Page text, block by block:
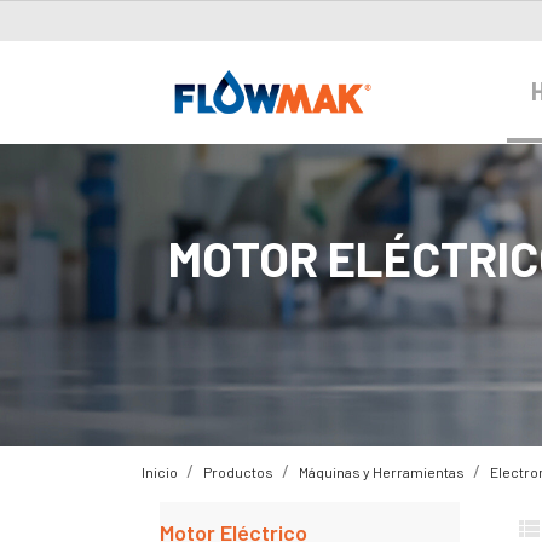
Inicio Productos Máquinas y Herramientas
Motor Eléctrico
MOTOR
